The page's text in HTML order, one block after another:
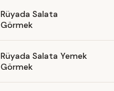
Rüyada Salata
Görmek
Rüyada Salata Yemek
Görmek